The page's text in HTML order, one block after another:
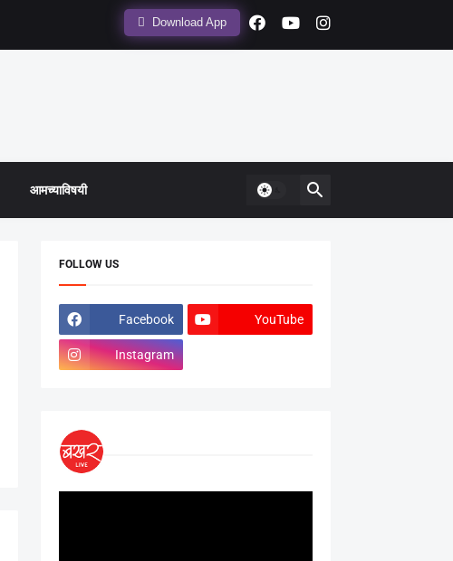
Download App
आमच्याविषयी
FOLLOW US
Facebook YouTube
Instagram